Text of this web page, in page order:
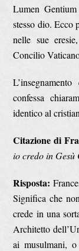
Lumen
stesso dio. Ecco
nelle sue
Concilio
confessa
identico al
Citazione di
io credo in Gesù
Risposta:
Significa che
crede in una
Architetto
ai musulmani,